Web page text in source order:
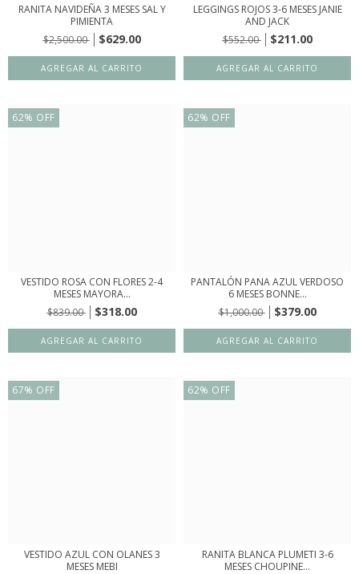
RANITA NAVIDEÑA 3 MESES SAL Y
PIMIENTA
$2,500.00
$629.00
LEGGINGS ROJOS 3-6 MESES JANIE
AND JACK
$552.00
$211.00
62% OFF
VESTIDO ROSA CON FLORES 2-4
MESES MAYORA...
$839.00
$318.00
62% OFF
PANTALÓN PANA AZUL VERDOSO
6 MESES BONNE...
$1,000.00
$379.00
67% OFF
VESTIDO AZUL CON OLANES 3
MESES MEBI
62% OFF
RANITA BLANCA PLUMETI 3-6
MESES CHOUPINE...